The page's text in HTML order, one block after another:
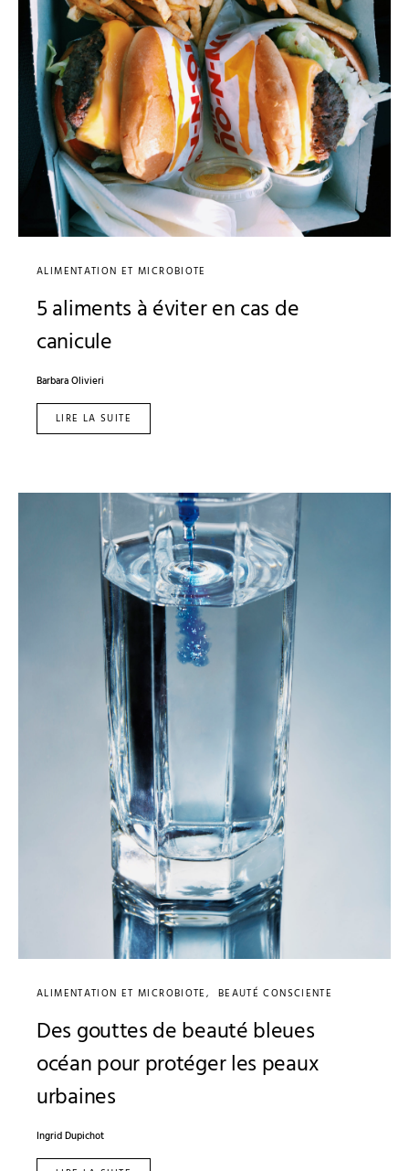
ALIMENTATION ET MICROBIOTE
5 aliments à éviter en cas de
canicule
Barbara Olivieri
LIRE LA SUITE
ALIMENTATION ET MICROBIOTE BEAUTÉ CONSCIENTE
Des gouttes de beauté bleues
océan pour protéger les peaux
urbaines
Ingrid Dupichot